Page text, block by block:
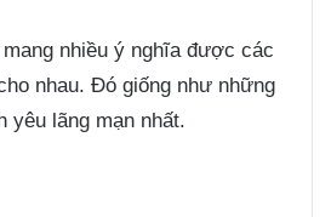
nhiều ý nghĩa được các
nhau. Đó giống như những
yêulãng mạn nhất.